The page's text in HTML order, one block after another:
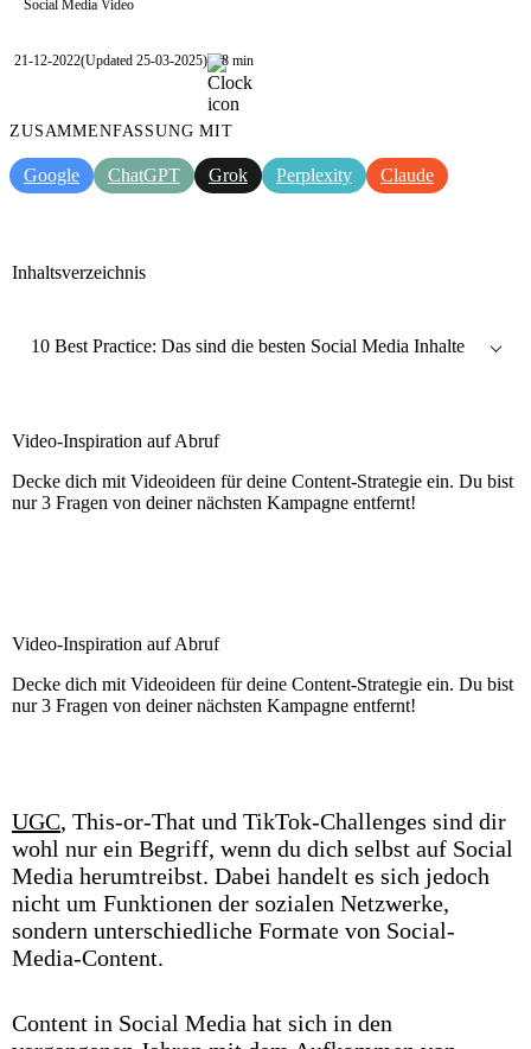
Social Media Video
21-12-2022(Updated 25-03-2025) 8 min
ZUSAMMENFASSUNG MIT
Google ChatGPT Grok Perplexity Claude
Video-Inspiration auf Abruf
Decke dich mit Videoideen für deine Content-Strategie ein. Du bist
nur 3 Fragen von deiner nächsten Kampagne entfernt!
UGC, This-or-That und TikTok-Challenges sind dir
wohl nur ein Begriff, wenn du dich selbst auf Social
Media herumtreibst. Dabei handelt es sich jedoch
nicht um Funktionen der sozialen Netzwerke,
sondern unterschiedliche Formate von Social-
Media-Content.
Content in Social Media hat sich in den
Inhaltsverzeichnis
10 Best Practice: Das sind die besten Social Media Inhalte
Video-Inspiration auf Abruf
Decke dich mit Videoideen für deine Content-Strategie ein. Du bist
nur 3 Fragen von deiner nächsten Kampagne entfernt!